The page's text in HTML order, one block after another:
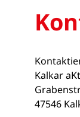
Kalkar
47546